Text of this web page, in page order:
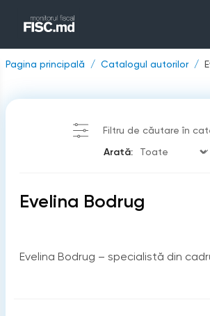
Pagina principală Catalogul autorilor
Filtru de căutare în
Arată:
Evelina Bodrug
Evelina Bodrug – specialistă din